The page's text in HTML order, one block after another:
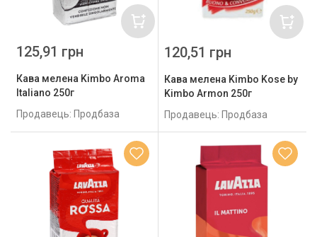
Кава мелена Kimbo Aroma
Italiano 250г
Продавець: Продбаза
125,91 грн
Кава мелена Kimbo Kose by
Kimbo Armon 250г
Продавець: Продбаза
120,51 грн